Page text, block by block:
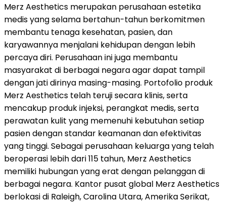
Merz Aesthetics merupakan perusahaan estetika
medis yang selama bertahun-tahun berkomitmen
membantu tenaga kesehatan, pasien, dan
karyawannya menjalani kehidupan dengan lebih
percaya diri. Perusahaan ini juga membantu
masyarakat di berbagai negara agar dapat tampil
dengan jati dirinya masing-masing. Portofolio produk
Merz Aesthetics telah teruji secara klinis, serta
mencakup produk injeksi, perangkat medis, serta
perawatan kulit yang memenuhi kebutuhan setiap
pasien dengan standar keamanan dan efektivitas
yang tinggi. Sebagai perusahaan keluarga yang telah
beroperasi lebih dari 115 tahun, Merz Aesthetics
memiliki hubungan yang erat dengan pelanggan di
berbagai negara. Kantor pusat global Merz Aesthetics
berlokasi di Raleigh, Carolina Utara, Amerika Serikat,